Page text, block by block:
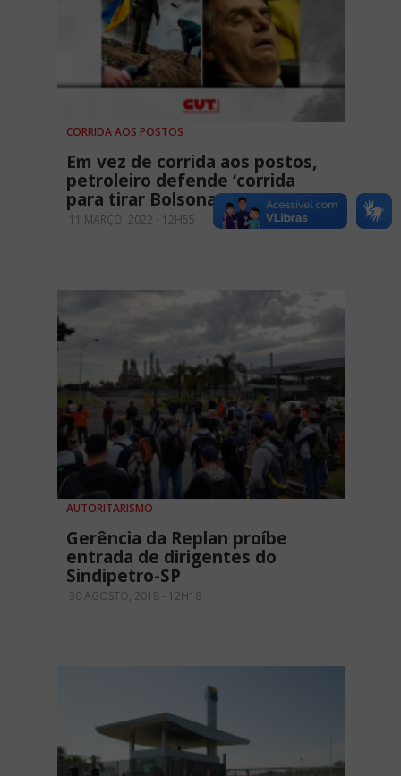
CORRIDA AOS POSTOS
Em vez de corrida aos postos,
petroleiro defende ‘corrida
para tirar Bolsonaro’
11 MARÇO, 2022 - 12H55
AUTORITARISMO
Gerência da Replan proíbe
entrada de dirigentes do
Sindipetro-SP
30 AGOSTO, 2018 - 12H18